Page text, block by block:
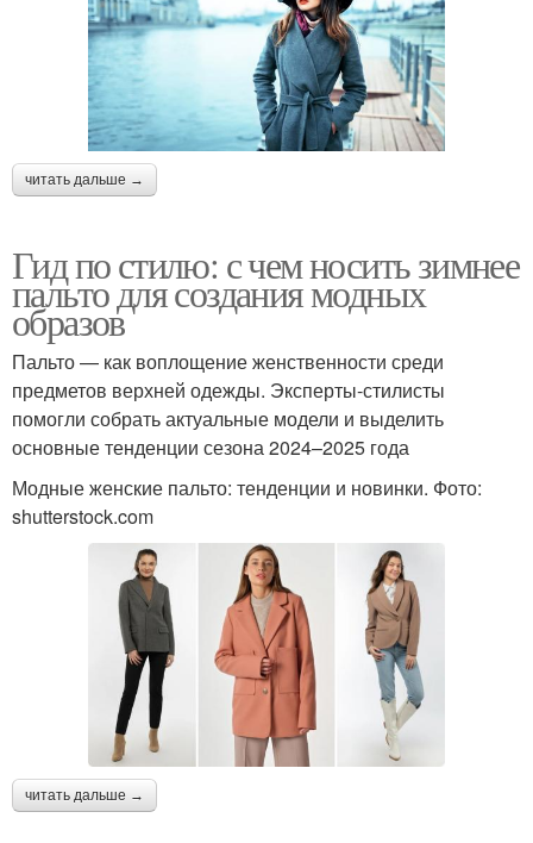
читать дальше →
Гид по стилю: с чем носить зимнее
пальто для создания модных
образов
Пальто — как воплощение женственности среди
предметов верхней одежды. Эксперты-стилисты
помогли собрать актуальные модели и выделить
основные тенденции сезона 2024–2025 года
Модные женские пальто: тенденции и новинки. Фото:
shutterstock.com
читать дальше →